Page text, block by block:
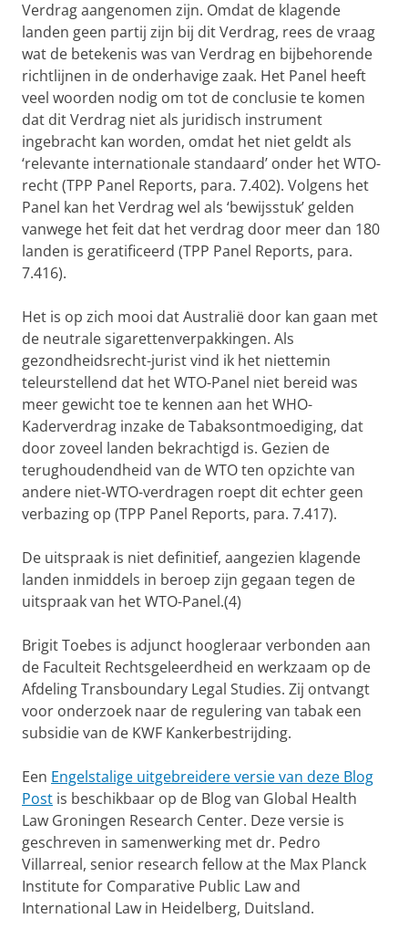
Verdrag aangenomen zijn. Omdat de klagende
landen geen partij zijn bij dit Verdrag, rees de vraag
wat de betekenis was van Verdrag en bijbehorende
richtlijnen in de onderhavige zaak. Het Panel heeft
veel woorden nodig om tot de conclusie te komen
dat dit Verdrag niet als juridisch instrument
ingebracht kan worden, omdat het niet geldt als
‘relevante internationale standaard’ onder het WTO-
recht (TPP Panel Reports, para. 7.402). Volgens het
Panel kan het Verdrag wel als ‘bewijsstuk’ gelden
vanwege het feit dat het verdrag door meer dan 180
landen is geratificeerd (TPP Panel Reports, para.
7.416).
Het is op zich mooi dat Australië door kan gaan met
de neutrale sigarettenverpakkingen. Als
gezondheidsrecht-jurist vind ik het niettemin
teleurstellend dat het WTO-Panel niet bereid was
meer gewicht toe te kennen aan het WHO-
Kaderverdrag inzake de Tabaksontmoediging, dat
door zoveel landen bekrachtigd is. Gezien de
terughoudendheid van de WTO ten opzichte van
andere niet-WTO-verdragen roept dit echter geen
verbazing op (TPP Panel Reports, para. 7.417).
De uitspraak is niet definitief, aangezien klagende
landen inmiddels in beroep zijn gegaan tegen de
uitspraak van het WTO-Panel.(4)
Brigit Toebes is adjunct hoogleraar verbonden aan
de Faculteit Rechtsgeleerdheid en werkzaam op de
Afdeling Transboundary Legal Studies. Zij ontvangt
voor onderzoek naar de regulering van tabak een
subsidie van de KWF Kankerbestrijding.
Een Engelstalige uitgebreidere versie van deze Blog
Post is beschikbaar op de Blog van Global Health
Law Groningen Research Center. Deze versie is
geschreven in samenwerking met dr. Pedro
Villarreal, senior research fellow at the Max Planck
Institute for Comparative Public Law and
International Law in Heidelberg, Duitsland.